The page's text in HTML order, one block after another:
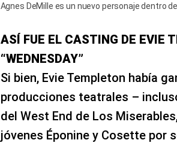
Agnes DeMille es un nuevo personaje dentro
ASÍ FUE EL CASTING DE EVIE
“WEDNESDAY”
Si bien, Evie Templeton había
producciones teatrales –
del West End de Los
jóvenes Éponine y Cosette por